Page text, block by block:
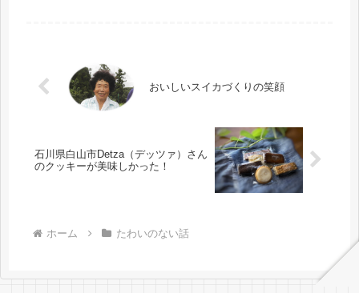
おいしいスイカづくりの笑顔
石川県白山市Detza（デッツァ）さん
のクッキーが美味しかった！
ホーム たわいのない話